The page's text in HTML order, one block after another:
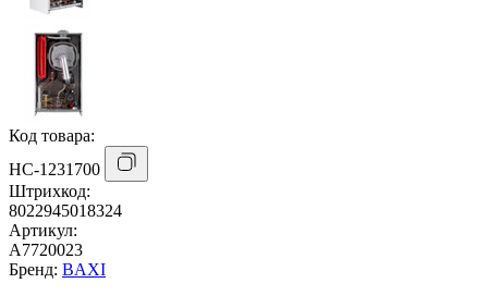
Код товара:
НС-1231700
Штрихкод:
8022945018324
Артикул:
A7720023
Бренд: BAXI